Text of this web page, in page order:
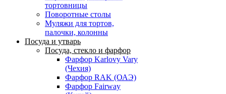
тортовницы
Поворотные столы
Муляжи для тортов,
палочки, колонны
Посуда и утварь
Посуда, стекло и фарфор
Фарфор Karlovy Vary
(Чехия)
Фарфор RAK (ОАЭ)
Фарфор Fairway